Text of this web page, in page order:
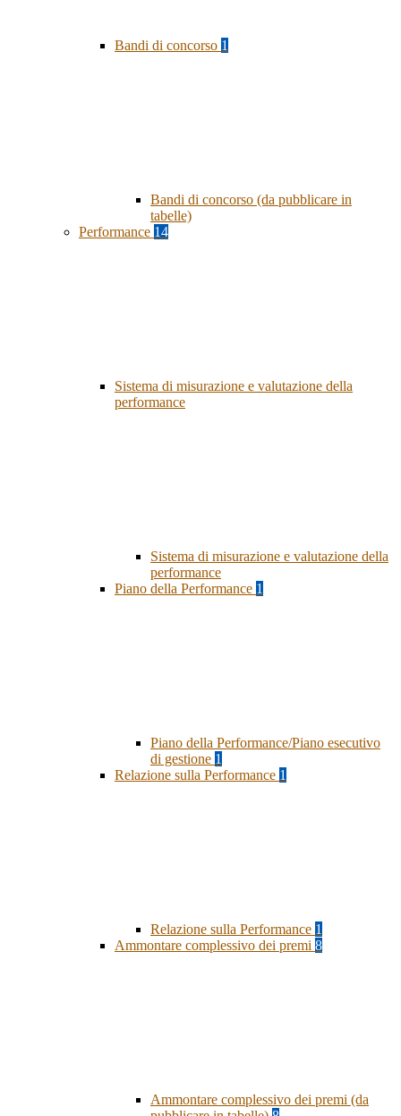
Bandi di concorso 1
Bandi di concorso (da pubblicare in
tabelle)
Performance 14
Sistema di misurazione e valutazione della
performance
Sistema di misurazione e valutazione della
performance
Piano della Performance 1
Piano della Performance/Piano esecutivo
di gestione 1
Relazione sulla Performance 1
Relazione sulla Performance 1
Ammontare complessivo dei premi 8
Ammontare complessivo dei premi (da